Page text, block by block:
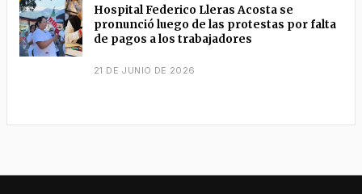
Hospital Federico Lleras Acosta se
pronunció luego de las protestas por falta
de pagos a los trabajadores
21 DE JUNIO DE 2026